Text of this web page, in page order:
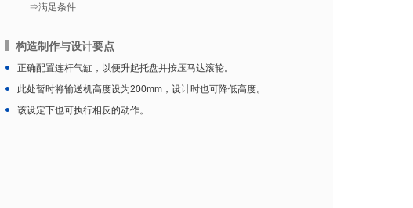
⇒满足条件
构造制作与设计要点
正确配置连杆气缸，以便升起托盘并按压马达滚轮。
此处暂时将输送机高度设为200mm，设计时也可降低高度。
该设定下也可执行相反的动作。